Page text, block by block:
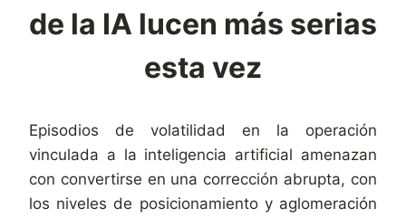
de la IA lucen más serias
esta vez
Episodios de volatilidad en la operación
vinculada a la inteligencia artificial amenazan
con convertirse en una corrección abrupta, con
los niveles de posicionamiento y aglomeración